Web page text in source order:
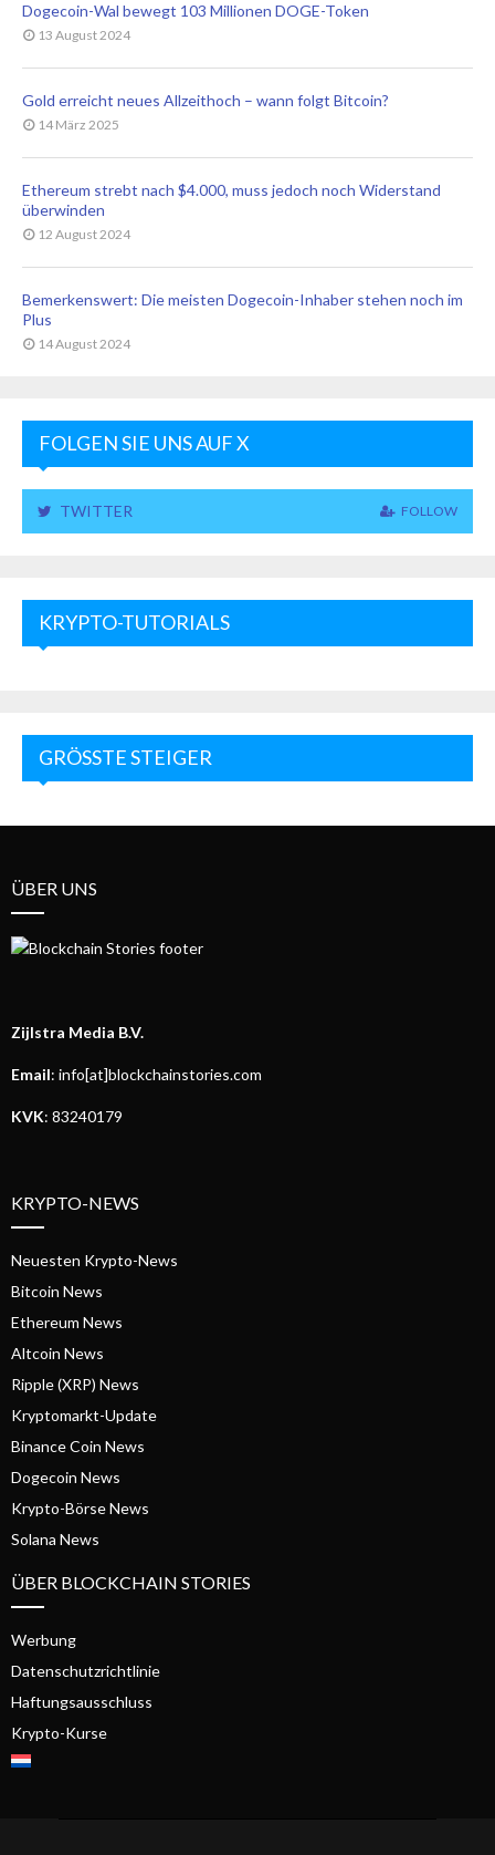
Dogecoin-Wal bewegt 103 Millionen DOGE-Token
13 August 2024
Gold erreicht neues Allzeithoch – wann folgt Bitcoin?
14 März 2025
Ethereum strebt nach $4.000, muss jedoch noch Widerstand
überwinden
12 August 2024
Bemerkenswert: Die meisten Dogecoin-Inhaber stehen noch im
Plus
14 August 2024
FOLGEN SIE UNS AUF X
TWITTER FOLLOW
KRYPTO-TUTORIALS
GRÖSSTE STEIGER
ÜBER UNS
Zijlstra Media B.V.
Email: info[at]blockchainstories.com
KVK: 83240179
KRYPTO-NEWS
Neuesten Krypto-News
Bitcoin News
Ethereum News
Altcoin News
Ripple (XRP) News
Kryptomarkt-Update
Binance Coin News
Dogecoin News
Krypto-Börse News
Solana News
ÜBER BLOCKCHAIN STORIES
Werbung
Datenschutzrichtlinie
Haftungsausschluss
Krypto-Kurse